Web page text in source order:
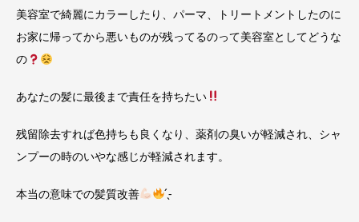
美容室で綺麗にカラーしたり、パーマ、トリートメントしたのに
お家に帰ってから悪いものが残ってるのって美容室としてどうな
の
あなたの髪に最後まで責任を持ちたい
残留除去すれば色持ちも良くなり、薬剤の臭いが軽減され、シャ
ンプーの時のいやな感じが軽減されます。
本当の意味での髪質改善 ̖́-